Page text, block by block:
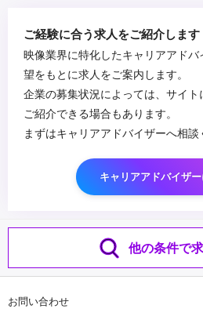
ご経験に合う求人をご紹介します
映像業界に特化したキャリアアド
望をもとに求人をご案内します。
企業の募集状況によっては、サイ
ご紹介できる場合もあります。
まずはキャリアアドバイザーへ相談
キャリアアドバイザ
他の条件で
お問い合わせ